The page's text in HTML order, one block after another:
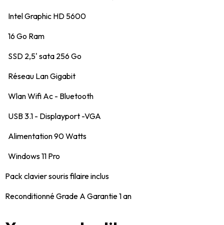
Intel Graphic HD 5600
16 Go Ram
SSD 2,5' sata 256 Go
Réseau Lan Gigabit
Wlan Wifi Ac - Bluetooth
USB 3.1 - Displayport -VGA
Alimentation 90 Watts
Windows 11 Pro
Pack clavier souris filaire inclus
Reconditionné Grade A Garantie 1 an